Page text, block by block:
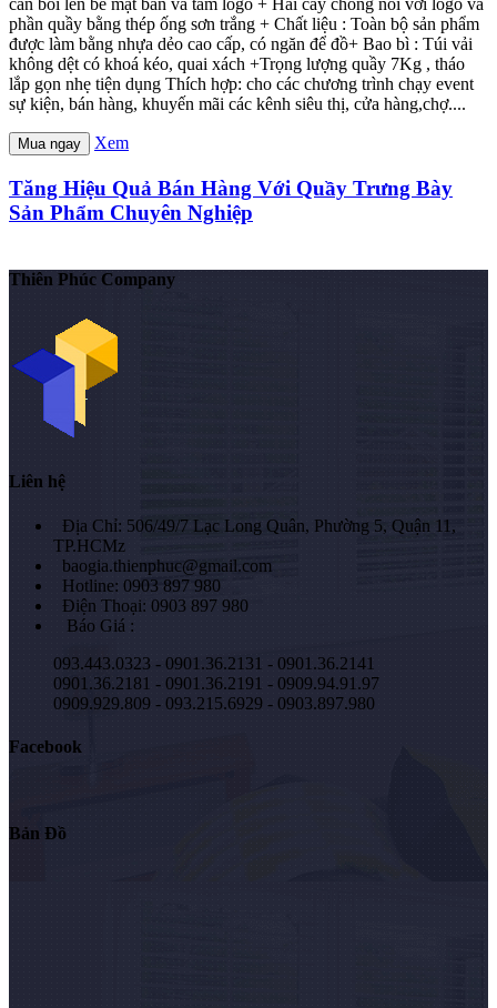
cán bồi lên bề mặt bàn và tấm logo + Hai cây chống nối với logo và
phần quầy bằng thép ống sơn trắng + Chất liệu : Toàn bộ sản phẩm
được làm bằng nhựa dẻo cao cấp, có ngăn để đồ+ Bao bì : Túi vải
không dệt có khoá kéo, quai xách +Trọng lượng quầy 7Kg , tháo
lắp gọn nhẹ tiện dụng Thích hợp: cho các chương trình chạy event
sự kiện, bán hàng, khuyến mãi các kênh siêu thị, cửa hàng,chợ....
Mua ngay Xem
Tăng Hiệu Quả Bán Hàng Với Quầy Trưng Bày
Sản Phẩm Chuyên Nghiệp
Thiên Phúc Company
Liên hệ
Địa Chỉ: 506/49/7 Lạc Long Quân, Phường 5, Quận 11,
TP.HCMz
baogia.thienphuc@gmail.com
Hotline: 0903 897 980
Điện Thoại: 0903 897 980
Báo Giá :
093.443.0323 - 0901.36.2131 - 0901.36.2141
0901.36.2181 - 0901.36.2191 - 0909.94.91.97
0909.929.809 - 093.215.6929 - 0903.897.980
Facebook
Bản Đồ